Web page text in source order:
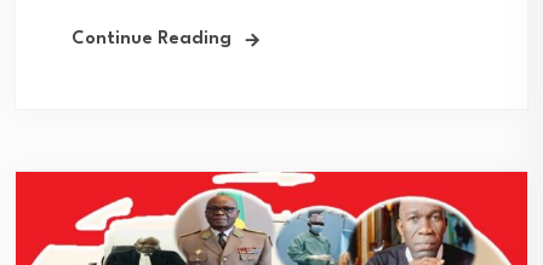
Continue Reading